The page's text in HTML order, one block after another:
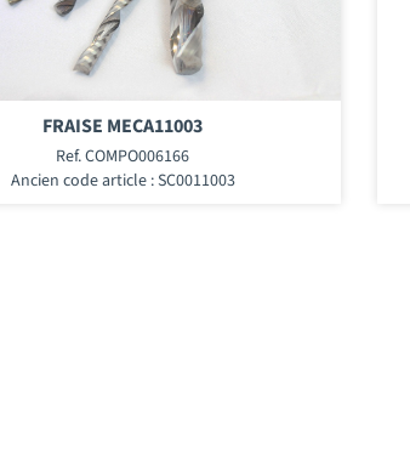
FRAISE MECA11003
Ref. COMPO006166
Ancien code article : SC0011003